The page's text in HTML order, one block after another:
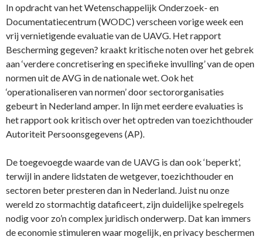
In opdracht van het Wetenschappelijk Onderzoek- en
Documentatiecentrum (WODC) verscheen vorige week een
vrij vernietigende evaluatie van de UAVG. Het rapport
Bescherming gegeven? kraakt kritische noten over het gebrek
aan ‘verdere concretisering en specifieke invulling’ van de open
normen uit de AVG in de nationale wet. Ook het
‘operationaliseren van normen’ door sectororganisaties
gebeurt in Nederland amper. In lijn met eerdere evaluaties is
het rapport ook kritisch over het optreden van toezichthouder
Autoriteit Persoonsgegevens (AP).
De toegevoegde waarde van de UAVG is dan ook ‘beperkt’,
terwijl in andere lidstaten de wetgever, toezichthouder en
sectoren beter presteren dan in Nederland. Juist nu onze
wereld zo stormachtig dataficeert, zijn duidelijke spelregels
nodig voor zo’n complex juridisch onderwerp. Dat kan immers
de economie stimuleren waar mogelijk, en privacy beschermen